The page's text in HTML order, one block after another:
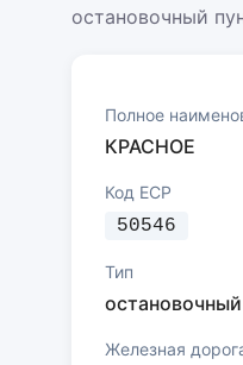
остановочный
Полное
КРАСНОЕ
Код ЕСР
50546
Тип
Железная